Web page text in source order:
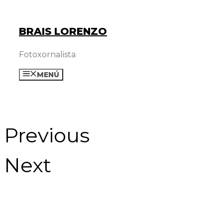
contido
BRAIS LORENZO
Fotoxornalista
MENÚ
Previous
Next